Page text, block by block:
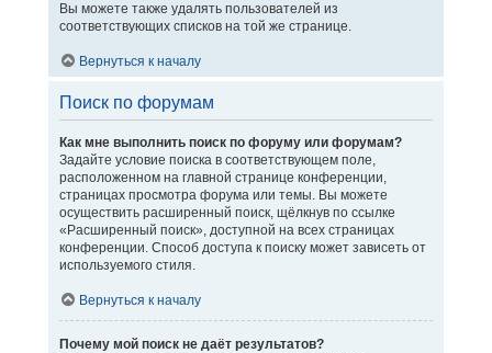
Вы можете также удалять пользователей из
соответствующих списков на той же странице.
Вернуться к началу
Поиск по форумам
Как мне выполнить поиск по форуму или форумам?
Задайте условие поиска в соответствующем поле,
расположенном на главной странице конференции,
страницах просмотра форума или темы. Вы можете
осуществить расширенный поиск, щёлкнув по ссылке
«Расширенный поиск», доступной на всех страницах
конференции. Способ доступа к поиску может зависеть от
используемого стиля.
Вернуться к началу
Почему мой поиск не даёт результатов?